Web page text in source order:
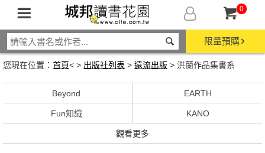
0
限量預購
您現在位置： 首頁< > 出版社列表 > 遠流出版 > 洪蘭作品集書系
Beyond EARTH
Fun知識 KANO
觀看更多